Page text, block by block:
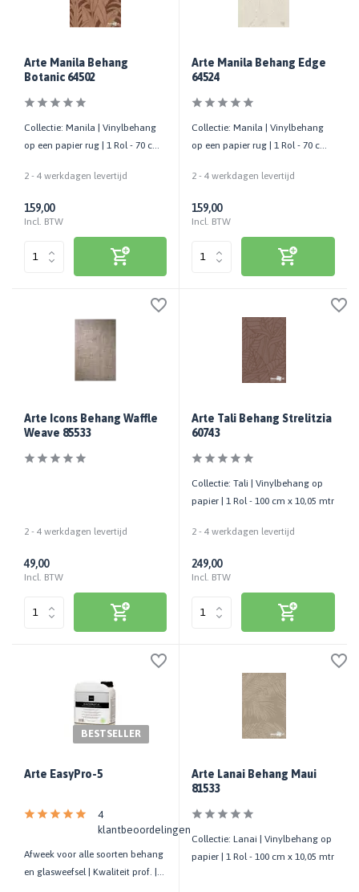
Arte Manila Behang
Botanic 64502
Collectie: Manila | Vinylbehang
op een papier rug | 1 Rol - 70 cm
2 - 4 werkdagen levertijd
159,00
Incl. BTW
Arte Manila Behang Edge
64524
Collectie: Manila | Vinylbehang
op een papier rug | 1 Rol - 70 cm
2 - 4 werkdagen levertijd
159,00
Incl. BTW
Arte Icons Behang Waffle
Weave 85533
2 - 4 werkdagen levertijd
49,00
Incl. BTW
Arte Tali Behang Strelitzia
60743
Collectie: Tali | Vinylbehang op
papier | 1 Rol - 100 cm x 10,05 mtr
2 - 4 werkdagen levertijd
249,00
Incl. BTW
BESTSELLER
Arte EasyPro-5
4
klantbeoordelingen
Afweek voor alle soorten behang
en glasweefsel | Kwaliteit prof. |
Arte Lanai Behang Maui
81533
Collectie: Lanai | Vinylbehang op
papier | 1 Rol - 100 cm x 10,05 mtr